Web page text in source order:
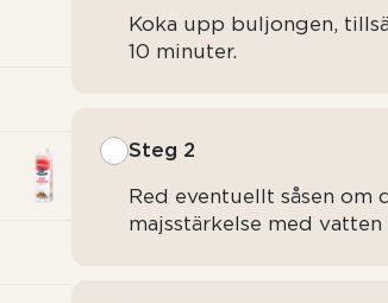
Koka upp buljongen,
10 minuter.
Steg 2
Red eventuellt såsen om
majsstärkelse med